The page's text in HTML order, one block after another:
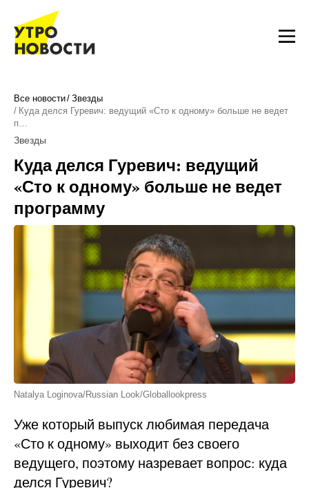
Все новости Звезды
Куда делся Гуревич: ведущий «Сто к одному» больше не ведет
п…
Звезды
Куда делся Гуревич: ведущий
«Сто к одному» больше не ведет
программу
Natalya Loginova/Russian Look/Globallookpress
Уже который выпуск любимая передача
«Сто к одному» выходит без своего
ведущего, поэтому назревает вопрос: куда
делся Гуревич?